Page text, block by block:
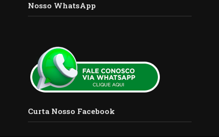
Nosso WhatsApp
Curta Nosso Facebook